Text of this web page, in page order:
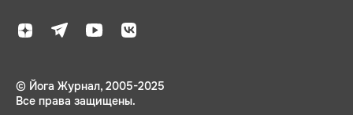
© Йога Журнал, 2005-2025
Все права защищены.